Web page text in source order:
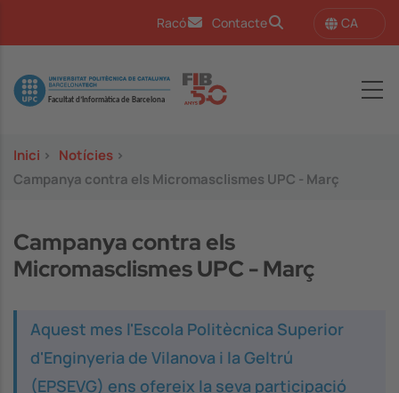
Racó Contacte CA
Image
Inici > Notícies >
Campanya contra els Micromasclismes UPC - Març
Campanya contra els
Micromasclismes UPC - Març
Aquest mes l'Escola Politècnica Superior
d'Enginyeria de Vilanova i la Geltrú
(EPSEVG) ens ofereix la seva participació